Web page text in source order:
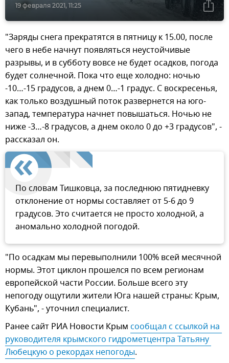
19 февраля 2021, 11:25
"Заряды снега прекратятся в пятницу к 15.00, после
чего в небе начнут появляться неустойчивые
разрывы, и в субботу вовсе не будет осадков, погода
будет солнечной. Пока что еще холодно: ночью
-10…-15 градусов, а днем 0…-1 градус. С воскресенья,
как только воздушный поток развернется на юго-
запад, температура начнет повышаться. Ночью не
ниже -3…-8 градусов, а днем около 0 до +3 градусов", -
рассказал он.
По словам Тишковца, за последнюю пятидневку
отклонение от нормы составляет от 5-6 до 9
градусов. Это считается не просто холодной, а
аномально холодной погодой.
"По осадкам мы перевыполнили 100% всей месячной
нормы. Этот циклон прошелся по всем регионам
европейской части России. Больше всего эту
непогоду ощутили жители Юга нашей страны: Крым,
Кубань", - уточнил специалист.
Ранее сайт РИА Новости Крым сообщал с ссылкой на
руководителя крымского гидрометцентра Татьяну
Любецкую о рекордах непогоды.